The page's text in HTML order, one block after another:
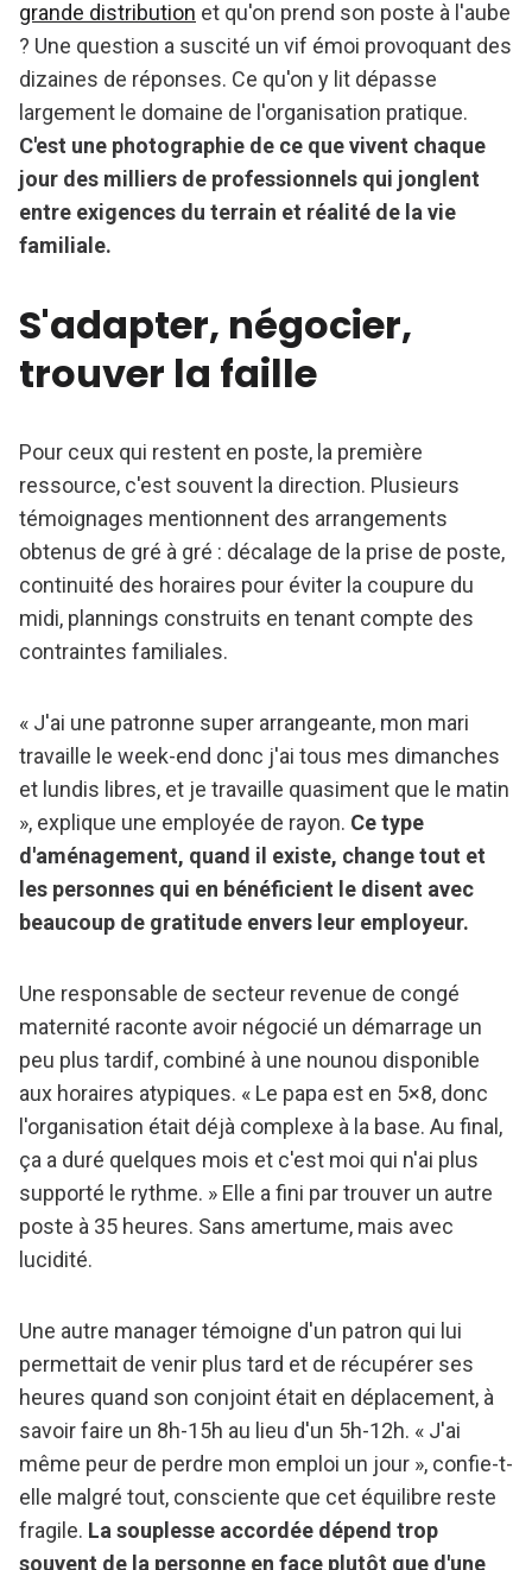
grande distribution et qu'on prend son poste à l'aube
? Une question a suscité un vif émoi provoquant des
dizaines de réponses. Ce qu'on y lit dépasse
largement le domaine de l'organisation pratique.
C'est une photographie de ce que vivent chaque
jour des milliers de professionnels qui jonglent
entre exigences du terrain et réalité de la vie
familiale.
S'adapter, négocier,
trouver la faille
Pour ceux qui restent en poste, la première
ressource, c'est souvent la direction. Plusieurs
témoignages mentionnent des arrangements
obtenus de gré à gré : décalage de la prise de poste,
continuité des horaires pour éviter la coupure du
midi, plannings construits en tenant compte des
contraintes familiales.
« J'ai une patronne super arrangeante, mon mari
travaille le week-end donc j'ai tous mes dimanches
et lundis libres, et je travaille quasiment que le matin
», explique une employée de rayon. Ce type
d'aménagement, quand il existe, change tout et
les personnes qui en bénéficient le disent avec
beaucoup de gratitude envers leur employeur.
Une responsable de secteur revenue de congé
maternité raconte avoir négocié un démarrage un
peu plus tardif, combiné à une nounou disponible
aux horaires atypiques. « Le papa est en 5×8, donc
l'organisation était déjà complexe à la base. Au final,
ça a duré quelques mois et c'est moi qui n'ai plus
supporté le rythme. » Elle a fini par trouver un autre
poste à 35 heures. Sans amertume, mais avec
lucidité.
Une autre manager témoigne d'un patron qui lui
permettait de venir plus tard et de récupérer ses
heures quand son conjoint était en déplacement, à
savoir faire un 8h-15h au lieu d'un 5h-12h. « J'ai
même peur de perdre mon emploi un jour », confie-t-
elle malgré tout, consciente que cet équilibre reste
fragile. La souplesse accordée dépend trop
souvent de la personne en face plutôt que d'une